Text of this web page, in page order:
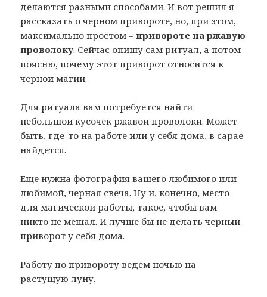
делаются разными способами. И вот решил я
рассказать о черном привороте, но, при этом,
максимально простом –привороте на ржавую
проволоку. Сейчас опишу сам ритуал, а потом
поясню, почему этот приворот относится к
черной магии.
Для ритуала вам потребуется найти
небольшой кусочек ржавой проволоки. Может
быть, где-то на работе или у себя дома, в сарае
найдется.
Еще нужна фотография вашего любимого или
любимой, черная свеча. Ну и, конечно, место
для магической работы, такое, чтобы вам
никто не мешал. И лучше бы не делать черный
приворот у себя дома.
Работу по привороту ведем ночью на
растущую луну.